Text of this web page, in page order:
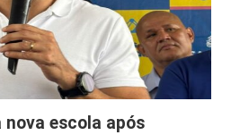
nova escola após